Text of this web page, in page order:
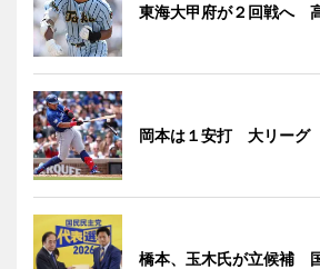
東海大甲府が２回戦へ
岡本は１安打 大リーグ
橋本、玉木氏が立候補